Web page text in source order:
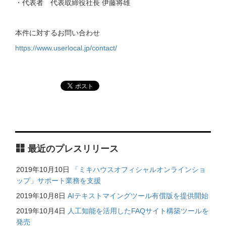
・代表者 代表取締役社長 伊藤将雄
本件に対するお問い合わせ
https://www.userlocal.jp/contact/
最近のプレスリリース
2019年10月10日
「ミキハウスオフィシャルオンラインショ
ップ」サポート業務を支援
2019年10月8日 AIテキストマイングツール有償版を提供開始
2019年10月4日 人工知能を活用したFAQサイト構築ツールを
発売